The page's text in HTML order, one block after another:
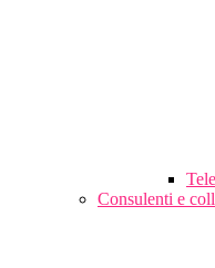
Consulenti e